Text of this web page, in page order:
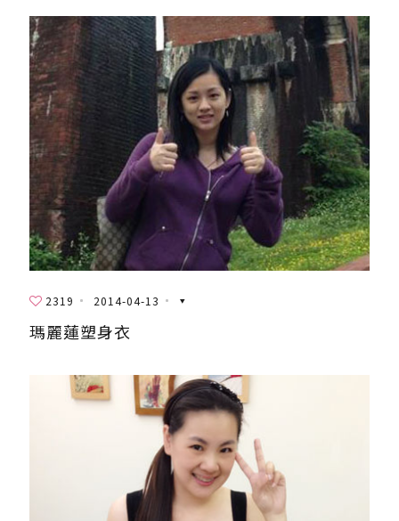
2319 2014-04-13
瑪麗蓮塑身衣